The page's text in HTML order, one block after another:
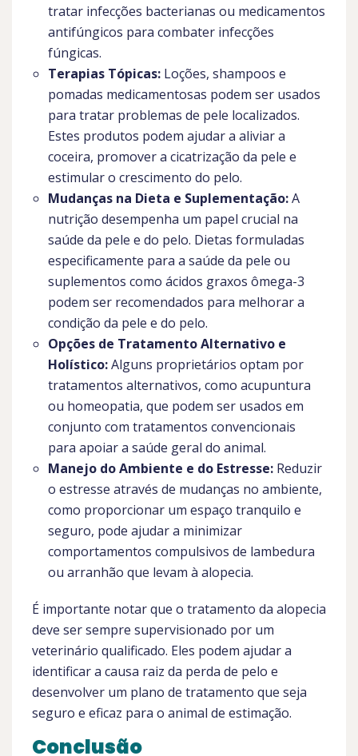
tratar infecções bacterianas ou medicamentos
antifúngicos para combater infecções
fúngicas.
Terapias Tópicas: Loções, shampoos e
pomadas medicamentosas podem ser usados
para tratar problemas de pele localizados.
Estes produtos podem ajudar a aliviar a
coceira, promover a cicatrização da pele e
estimular o crescimento do pelo.
Mudanças na Dieta e Suplementação:A
nutrição desempenha um papel crucial na
saúde da pele e do pelo. Dietas formuladas
especificamente para a saúde da pele ou
suplementos como ácidos graxos ômega-3
podem ser recomendados para melhorar a
condição da pele e do pelo.
Opções de Tratamento Alternativo e
Holístico:Alguns proprietários optam por
tratamentos alternativos, como acupuntura
ou homeopatia, que podem ser usados em
conjunto com tratamentos convencionais
para apoiar a saúde geral do animal.
Manejo do Ambiente e do Estresse: Reduzir
o estresse através de mudanças no ambiente,
como proporcionar um espaço tranquilo e
seguro, pode ajudar a minimizar
comportamentos compulsivos de lambedura
ou arranhão que levam à alopecia.
É importante notar que o tratamento da alopecia
deve ser sempre supervisionado por um
veterinário qualificado. Eles podem ajudar a
identificar a causa raiz da perda de pelo e
desenvolver um plano de tratamento que seja
seguro e eficaz para o animal de estimação.
Conclusão